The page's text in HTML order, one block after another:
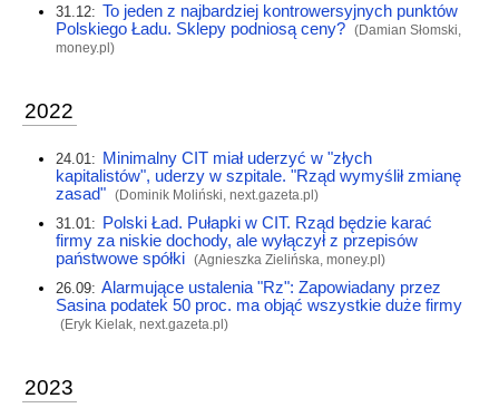
31.12: To jeden z najbardziej kontrowersyjnych punktów
Polskiego Ładu. Sklepy podniosą ceny? (Damian Słomski,
money.pl)
2022
24.01: Minimalny CIT miał uderzyć w "złych
kapitalistów", uderzy w szpitale. "Rząd wymyślił zmianę
zasad" (Dominik Moliński, next.gazeta.pl)
31.01: Polski Ład. Pułapki w CIT. Rząd będzie karać
firmy za niskie dochody, ale wyłączył z przepisów
państwowe spółki (Agnieszka Zielińska, money.pl)
26.09: Alarmujące ustalenia "Rz": Zapowiadany przez
Sasina podatek 50 proc. ma objąć wszystkie duże firmy
(Eryk Kielak, next.gazeta.pl)
2023